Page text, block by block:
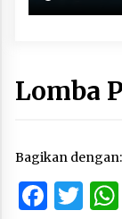
Lomba
Bagikan dengan: